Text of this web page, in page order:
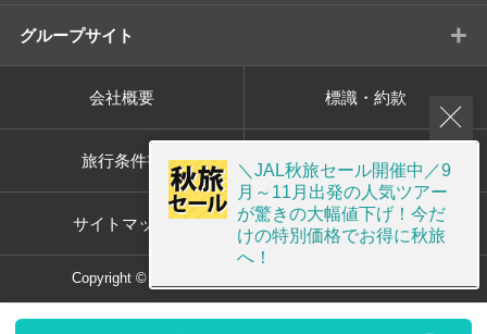
グループサイト +
会社概要 標識・約款
旅行条件書 プライバシーポリシー
サイトマップ 画面共有サポート
Copyright © ORION TOUR Co.,Ltd. All rights reserved.
＼JAL秋旅セール開催中／9
月～11月出発の人気ツアー
が驚きの大幅値下げ！今だ
けの特別価格でお得に秋旅
へ！